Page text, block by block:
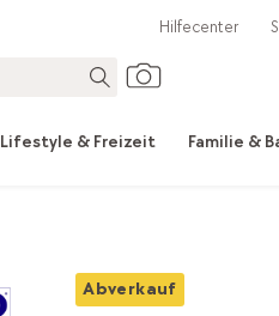
Lifestyle & Freizeit Familie &
Hilfecenter
Abverkauf